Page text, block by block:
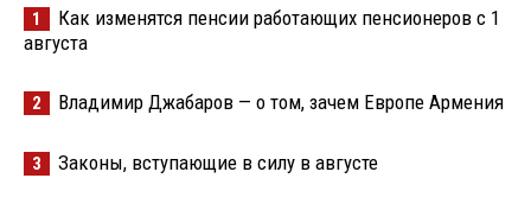
1
Как изменятся пенсии работающих пенсионеров с 1
августа
2 Владимир Джабаров — о том, зачем Европе Армения
3 Законы, вступающие в силу в августе